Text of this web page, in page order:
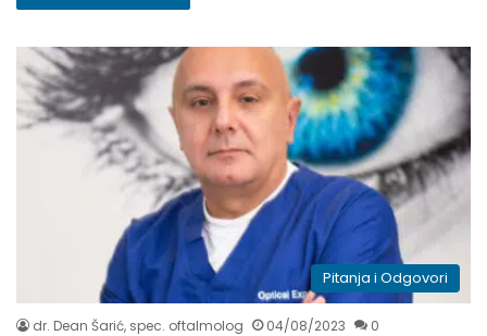
Pitanja i Odgovori
dr. Dean Šarić, spec. oftalmolog 04/08/2023 0